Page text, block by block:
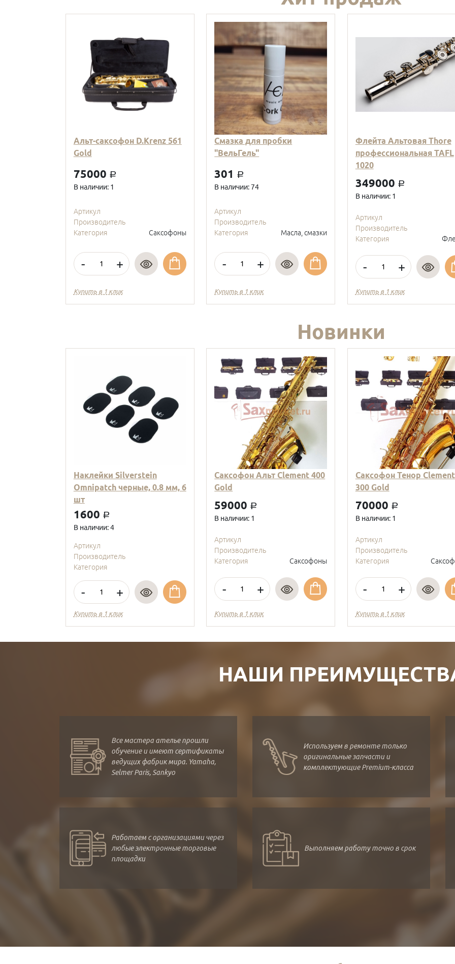
Альт-саксофон D.Krenz 561
Gold
75000 a
В наличии: 1
Артикул
Производитель
Категория
Саксофоны
- +
Купить в 1 клик
Смазка для пробки
"ВельГель"
301 a
В наличии: 74
Артикул
Производитель
Категория
Масла, смазки
- +
Купить в 1 клик
Флейта Альтовая Thore
профессиональная TAFL
1020
349000 a
В наличии: 1
Артикул
Производитель
Категория
- +
Купить в 1 клик
Новинки
Наклейки Silverstein
Omnipatch черные, 0.8 мм, 6
шт
1600 a
В наличии: 4
Артикул
Производитель
Категория
- +
Купить в 1 клик
Саксофон Альт Clement 400
Gold
59000 a
В наличии: 1
Артикул
Производитель
Категория
Саксофоны
- +
Купить в 1 клик
Саксофон Тенор Clement
300 Gold
70000 a
В наличии: 1
Артикул
Производитель
Категория
- +
Купить в 1 клик
НАШИ
Все мастера ателье прошли
обучение и имеют сертификаты
ведущих фабрик мира. Yamaha,
Selmer Paris, Sankyo
Используем в ремонте только
оригинальные запчасти и
комплектующие Premium-класса
Работаем с организациями через
любые электронные торговые
площадки
Выполняем работу точно в срок